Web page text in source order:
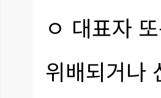
ㅇ 대표자
위배되거나